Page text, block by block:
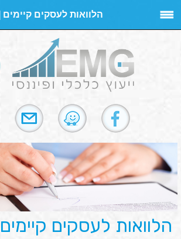
הלוואות לעסקים קיימים | EMG...
הלוואות לעסקים קיימים